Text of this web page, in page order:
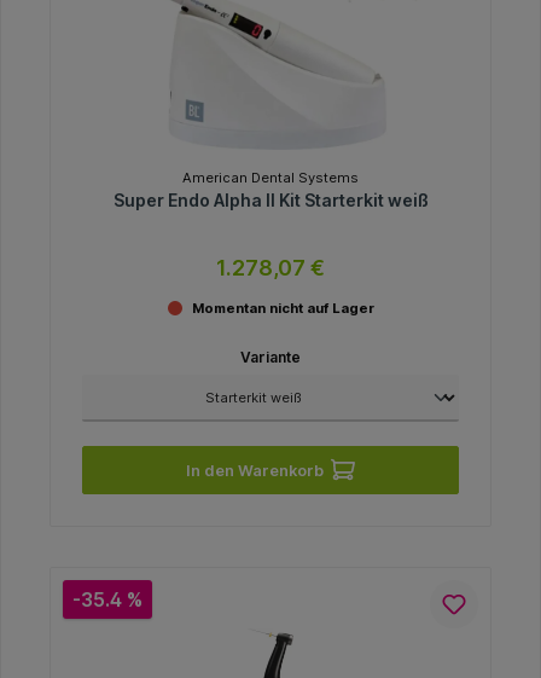
American Dental Systems
Super Endo Alpha II Kit Starterkit weiß
1.278,07 €
Momentan nicht auf Lager
Variante
In den Warenkorb
-35.4 %